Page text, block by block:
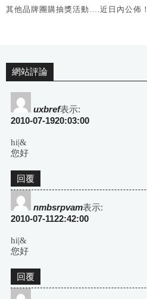
其他品牌團購抽獎活動….近日內公佈！
網站評論
uxbref表示:
2010-07-1920:03:00
hi|&
您好
回覆
nmbsrpvam表示:
2010-07-1122:42:00
hi|&
您好
回覆